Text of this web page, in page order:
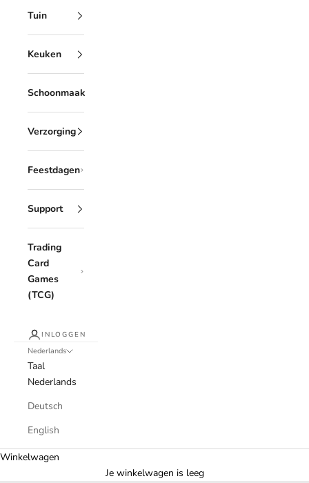
Tuin
Keuken
Schoonmaak
Verzorging
Feestdagen
Support
Trading
Card
Games
(TCG)
INLOGGEN
Nederlands
Taal
Nederlands
Deutsch
English
Winkelwagen
Je winkelwagen is leeg